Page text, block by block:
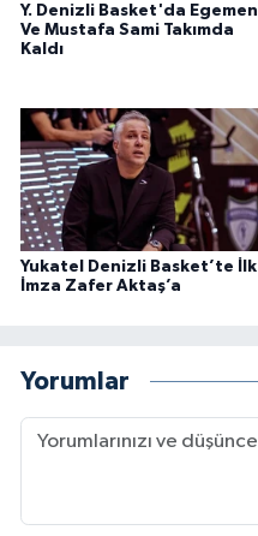
Y. Denizli Basket'da Egemen
Ve Mustafa Sami Takımda
Kaldı
Yukatel Denizli Basket’te İlk
İmza Zafer Aktaş’a
Yorumlar